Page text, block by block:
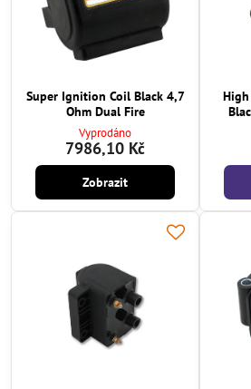
Super Ignition Coil Black 4,7
Ohm Dual Fire
Vyprodáno
7986,10 Kč
Zobrazit